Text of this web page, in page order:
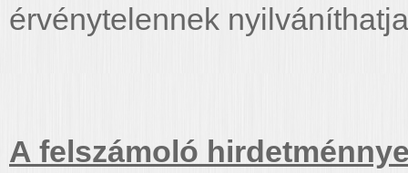
érvénytelennek
A felszámoló